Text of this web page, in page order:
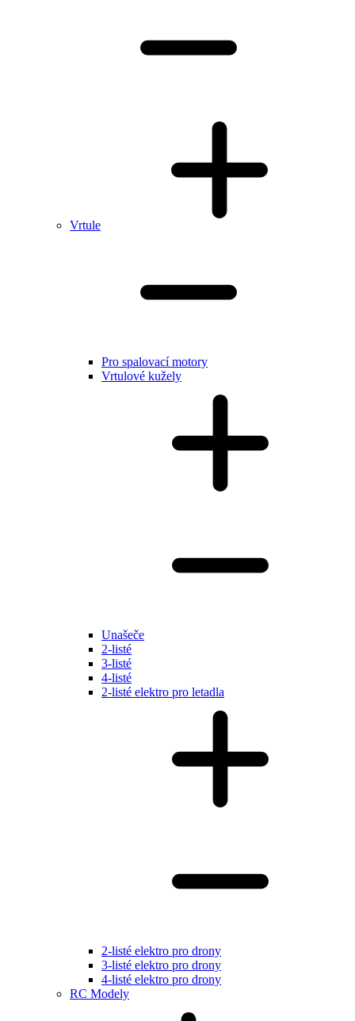
Vrtule
Pro spalovací motory
Vrtulové kužely
Unašeče
2-listé
3-listé
4-listé
2-listé elektro pro letadla
2-listé elektro pro drony
3-listé elektro pro drony
4-listé elektro pro drony
RC Modely